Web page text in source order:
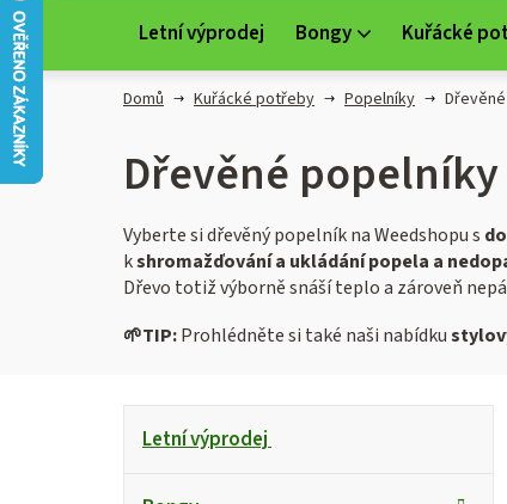
Letní výprodej Bongy Kuřácké
Domů Kuřácké potřeby Popelníky
Dřevěné popelníky
Vyberte si dřevěný popelník na Weedshopu s
kshromažďování a ukládání popela a
Dřevo totiž výborně snáší teplo a zároveň
🌱TIP:Prohlédněte si také naši nabídku
P
kategorie
KLetní výprodej